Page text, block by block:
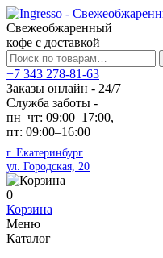
Свежеобжаренный
кофе с доставкой
Искать:
+7 343 278-81-63
Заказы онлайн - 24/7
Служба заботы -
пн–чт: 09:00–17:00,
пт: 09:00–16:00
г. Екатеринбург
ул. Городская, 20
0
Корзина
Меню
Каталог